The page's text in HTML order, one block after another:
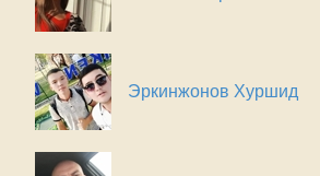
Эркинжонов Хуршид